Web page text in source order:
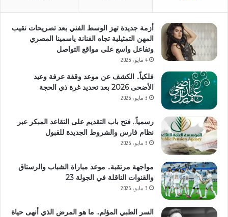
أزمة جديدة تهز الوسط الفني بعد تصريحات نقيب
المهن التمثيلية تجاه الفنانة ياسمينا المصري
وتفاعل واسع على مواقع التواصل
4 مايو، 2026
فلكياً.. الكشف عن موعد وقفة عرفة وعيد
الأضحى 2026 بعد تحديد غرة ذي الحجة
3 مايو، 2026
رسمياً.. فتح باب التقديم على التقاعد المبكر عبر
نظام فارس والشروط الجديدة للقبول
3 مايو، 2026
مواجهة مرتقبة.. موعد مباراة الشباب والرستاق
والقنوات الناقلة في الجولة 23
3 مايو، 2026
السر الطبي المؤلم.. ما هو المرض الذي أنهى حياة